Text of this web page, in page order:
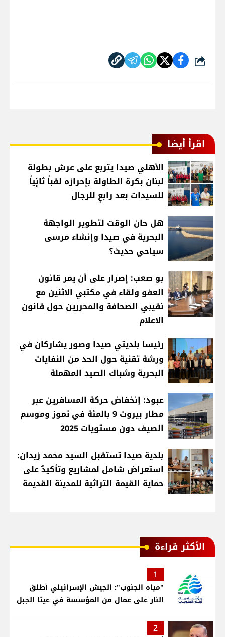
شارك
اقرأ أيضا
الأهلي صيدا يتربع على عرش بطولة
لبنان بكرة الطاولة بإحرازه لقباً ثانٍياً
للسيدات بعد رابعٍ للرجال
هل حان الوقت لتطوير الواجهة
البحرية في صيدا وإنشاء مرسى
سياحي حديث؟
بو صعب: إصرار على أن يمر قانون
العفو ولقاء في مكتبي الاثنين مع
نقيبي الصحافة والمحررين حول قانون
الاعلام
رئيسا بلديتي صيدا وصور يشاركان في
ورشة تقنية حول الحد من النفايات
البحرية وشباك الصيد المهملة
عبود: إنخفاض حركة المسافرين عبر
مطار بيروت 9 بالمئة في تموز وموسم
الصيف دون مستويات 2025
بلدية صيدا تستقبل السيد محمد زيدان:
استعراض شامل لمشاريع وتأكيدٌ على
حماية القيمة التراثية للمدينة القديمة
الأكثر قراءة
1
"مياه الجنوب": الجيش الإسرائيلي أطلق
النار على عمال من المؤسسة في عيتا الجبل
2